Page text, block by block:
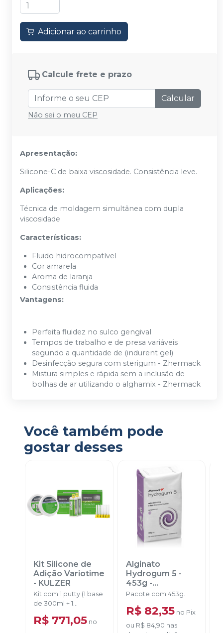
Adicionar ao carrinho
Calcule frete e prazo
Calcular
Não sei o meu CEP
Apresentação:
Silicone-C de baixa viscosidade. Consistência leve.
Aplicações:
Técnica de moldagem simultânea com dupla
viscosidade
Características:
Fluido hidrocompatível
Cor amarela
Aroma de laranja
Consistência fluida
Vantagens:
Perfeita fluidez no sulco gengival
Tempos de trabalho e de presa variáveis
segundo a quantidade de (indurent gel)
Desinfecção segura com sterigum - Zhermack
Mistura simples e rápida sem a inclusão de
bolhas de ar utilizando o alghamix - Zhermack
Você também pode
gostar desses
Kit Silicone de
Adição Variotime
- KULZER
Kit com 1 putty (1 base
de 300ml + 1
+ 2 light flow de 50ml
R$ 771,05 no
Alginato
Hydrogum 5 -
453g -
ZHERMACK
Pacote com 453g.
R$ 82,35 no Pix
ou R$ 84,90 nas